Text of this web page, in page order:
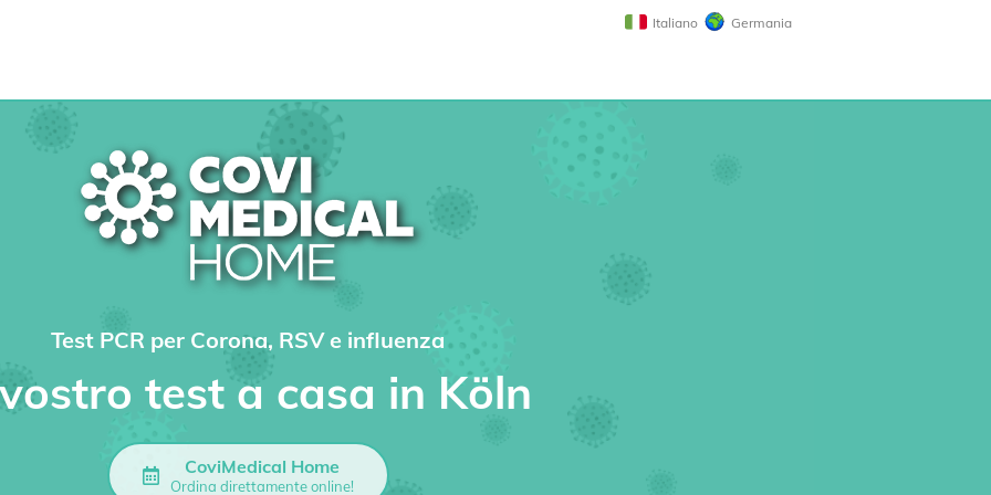
Italiano Germania
Test PCR per Corona, RSV e influenza
test a casa in Köln
CoviMedical Home
Ordina direttamente online!